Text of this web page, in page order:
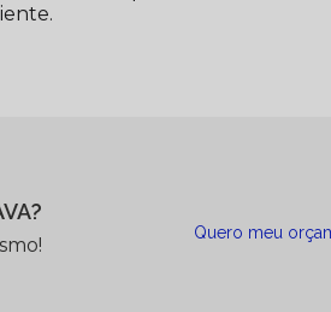
Quero meu